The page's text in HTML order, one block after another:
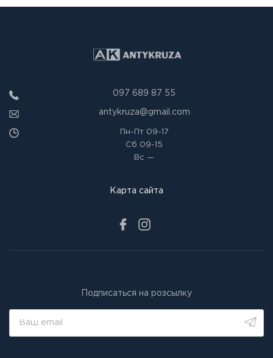
097 689 87 55
antykruza@gmail.com
Пн-Пт09-17
Сб 09-15
Вс —
Карта сайта
Подписаться на розсылку